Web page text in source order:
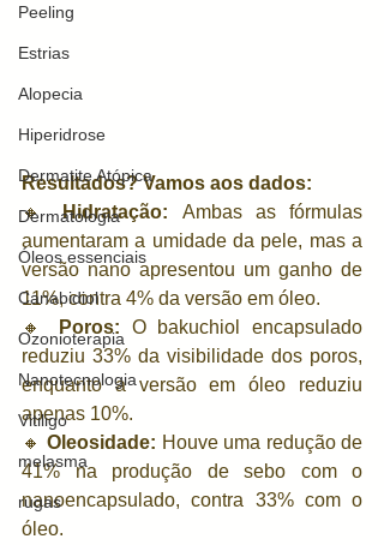
Peeling
Estrias
Alopecia
Hiperidrose
Dermatite Atópica
Dermatologia
Óleos essenciais
Canabidiol
Ozonioterapia
Nanotecnologia
Vitiligo
melasma
rugas
Resultados? Vamos aos dados:
🔸 Hidratação: Ambas as fórmulas
aumentaram a umidade da pele, mas a
versão nano apresentou um ganho de
11%, contra 4% da versão em óleo.
🔸
Poros: O bakuchiol encapsulado
reduziu 33% da visibilidade dos poros,
enquanto a versão em óleo reduziu
apenas 10%.
🔸 Oleosidade: Houve uma redução de
41% na produção de sebo com o
nanoencapsulado, contra 33% com o
óleo.